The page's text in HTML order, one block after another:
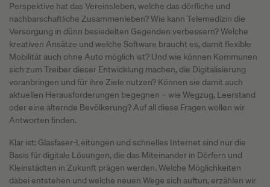
Perspektive hat das Vereinsleben, welche das dörfliche und
nachbarschaftliche Zusammenleben? Wie kann Telemedizin die
Versorgung in dünn besiedelten Gegenden verbessern? Welche
kreativen Ansätze und welche Software braucht es, damit flexible
Mobilität auch ohne Auto möglich ist? Und wie können Kommunen
sich zum Treiber dieser Entwicklung machen, die Digitalisierung
voranbringen und für ihre Ziele nutzen? Können sie damit auch
aktuellen Herausforderungen begegnen – wie Wegzug, Leerstand
oder eine alternde Bevölkerung? Auf all diese Fragen wollen wir
Antworten finden.
Klar ist: Glasfaser-Leitungen und schnelles Internet sind nur die
Basis für digitale Lösungen, die das Miteinander in Dörfern und
Kleinstädten in Zukunft prägen werden. Welche Möglichkeiten
dabei entstehen und welche neuen Wege sich auftun, erzählen wir